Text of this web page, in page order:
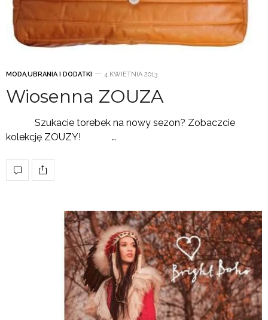
MODAUBRANIA I DODATKI 4 KWIETNIA 2013
Wiosenna ZOUZA
Szukacie torebek na nowy sezon? Zobaczcie
kolekcję ZOUZY! …